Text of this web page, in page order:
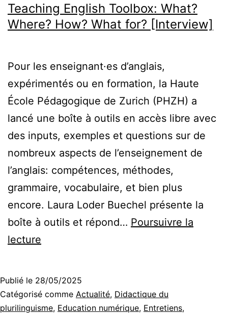
Teaching English Toolbox: What?
Where? How? What for? [Interview]
Pour les enseignant·es d’anglais,
expérimentés ou en formation, la Haute
École Pédagogique de Zurich (PHZH) a
lancé une boîte à outils en accès libre avec
des inputs, exemples et questions sur de
nombreux aspects de l’enseignement de
l’anglais: compétences, méthodes,
grammaire, vocabulaire, et bien plus
encore. Laura Loder Buechel présente la
boîte à outils et répond… Poursuivre la
lecture
Toolbox:
What?
Where?
Publié le 28/05/2025
Catégorisé comme Actualité, Didactique du
plurilinguisme, Education numérique, Entretiens,